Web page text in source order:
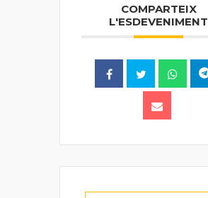
COMPARTEIX
L'ESDEVENIMENT